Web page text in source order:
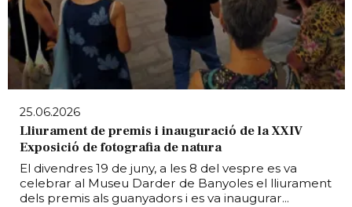
25.06.2026
Lliurament de premis i inauguració de la XXIV
Exposició de fotografia de natura
El divendres 19 de juny, a les 8 del vespre es va
celebrar al Museu Darder de Banyoles el lliurament
dels premis als guanyadors i es va inaugurar...